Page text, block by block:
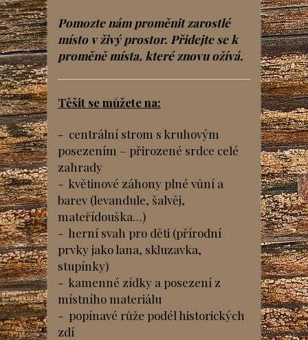
Pomozte nám proměnit zarostlé
místo v živý prostor. Přidejte se k
proměně místa, které znovu ožívá.
Těšit se můžete na:
- centrální strom s kruhovým
posezením – přirozené srdce celé
zahrady
- květinové záhony plné vůní a
barev (levandule, šalvěj,
mateřídouška…)
- herní svah pro děti (přírodní
prvky jako lana, skluzavka,
stupínky)
- kamenné zídky a posezení z
místního materiálu
- popínavé růže podél historických
zdí